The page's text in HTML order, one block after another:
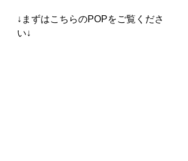
↓まずはこちらのPOPをご覧くださ
い↓